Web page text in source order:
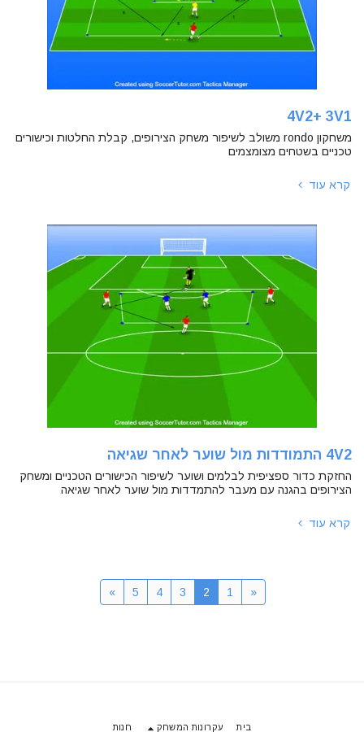
4V2+ 3V1
משחקון rondo משולב לשיפור משחק הצירופים, קבלת החלטות וכישורים
טכניים בשטחים מצומצמים
קרא עוד
4V2 התמודדות מול שוער לאחר שגיאה
החזקת כדור ספציפית לבלמים ושוער לשיפור הכישורים הטכניים ומשחק
הצירופים בהגנה עם מעבר להתמדדות מול שוער לאחר שגיאה
קרא עוד
«
1
2
3
4
5
»
בית עקרונות המשחק חנות